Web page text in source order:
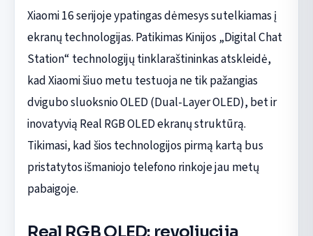
Xiaomi 16 serijoje ypatingas dėmesys sutelkiamas į
ekranų technologijas. Patikimas Kinijos „Digital Chat
Station“ technologijų tinklaraštininkas atskleidė,
kad Xiaomi šiuo metu testuoja ne tik pažangias
dvigubo sluoksnio OLED (Dual-Layer OLED), bet ir
inovatyvią Real RGB OLED ekranų struktūrą.
Tikimasi, kad šios technologijos pirmą kartą bus
pristatytos išmaniojo telefono rinkoje jau metų
pabaigoje.
Real RGB OLED: revoliucija